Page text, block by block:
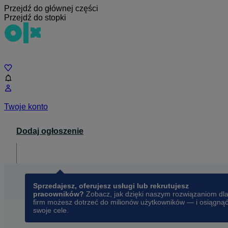
Przejdź do głównej części
Przejdź do stopki
Twoje konto
Dodaj ogłoszenie
Sprzedajesz, oferujesz usługi lub rekrutujesz
pracowników? Zobacz, jak dzięki naszym rozwiązaniom dla
firm możesz dotrzeć do milionów użytkowników — i osiągnąć
swoje cele.